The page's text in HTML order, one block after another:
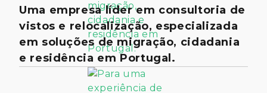
Uma empresa líder em consultoria de
vistos e relocalização, especializada
em soluções de migração, cidadania
e residência em Portugal.